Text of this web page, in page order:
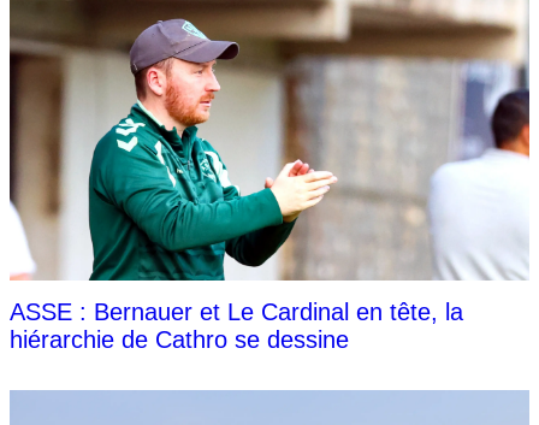
ASSE : Bernauer et Le Cardinal en tête, la
hiérarchie de Cathro se dessine